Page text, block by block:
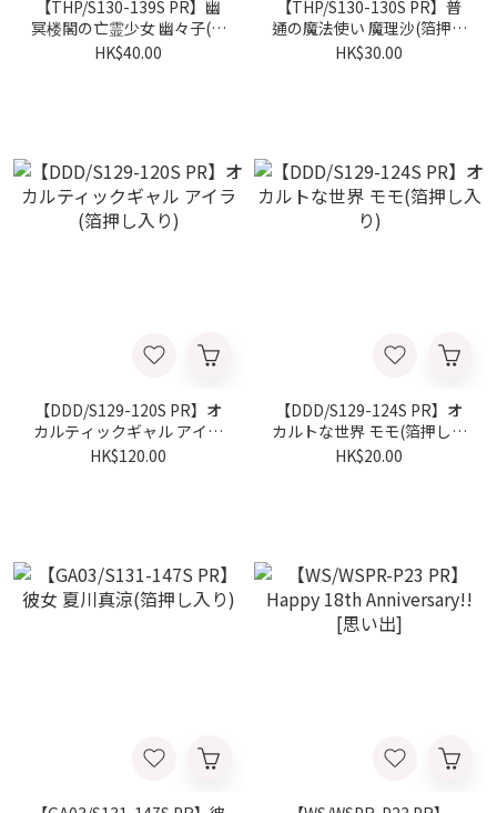
【THP/S130-139S PR】幽
冥楼閣の亡霊少女 幽々子(箔
押し入り)
HK$40.00
【THP/S130-130S PR】普
通の魔法使い 魔理沙(箔押し
入り)
HK$30.00
【DDD/S129-120S PR】オ
カルティックギャル アイラ
(箔押し入り)
HK$120.00
【DDD/S129-124S PR】オ
カルトな世界 モモ(箔押し入
り)
HK$20.00